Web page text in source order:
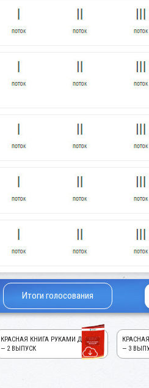
Итоги голосования
КРАСНАЯ КНИГА РУКАМИ ДЕТЕЙ!
— 2 ВЫПУСК
— 3